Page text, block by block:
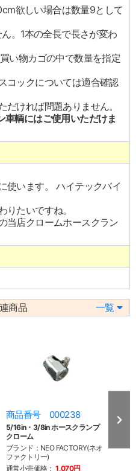
欲しい場合は数量9として
。1本の全長で長さが変わ
い物カゴの中で数量を指定
コックについては適合確認
ければ問題ありません。
輌にはご使用いただけま
使います。 ハイテックバイ
りたいですね。
当店クロームホースクラン
商品 一覧
商品番号 000238
5/16in・3/8in ホースクランプ
クローム
ブランド：NEO FACTORY(ネオ
ファクトリー)
通常小売価格： 1,070円
商
ブラ